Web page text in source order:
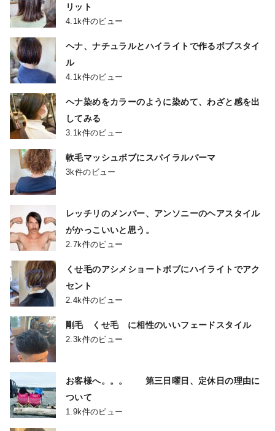
リット
4.1k件のビュー
ヘナ、ナチュラルとハイライトで作るボブスタイ
ル
4.1k件のビュー
ヘナ染めをカラーのように染めて、わざと感を出
してみる
3.1k件のビュー
軟毛マッシュボブにスパイラルパーマ
3k件のビュー
レッチリのメンバー、アンソニーのヘアスタイル
がかっこいいと思う。
2.7k件のビュー
くせ毛のアシメショートボブにハイライトでアク
セント
2.4k件のビュー
剛毛 くせ毛 に相性のいいフェードスタイル
2.3k件のビュー
お客様へ。。。 第三日曜日、定休日の理由に
ついて
1.9k件のビュー